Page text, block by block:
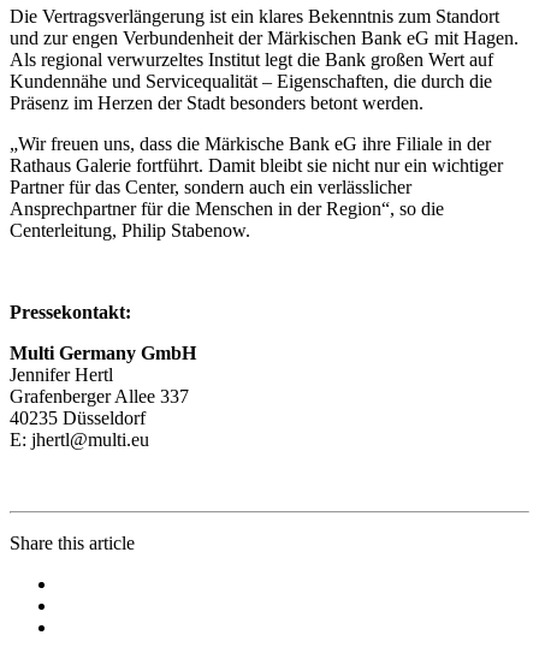
Die Vertragsverlängerung ist ein klares Bekenntnis zum Standort
und zur engen Verbundenheit der Märkischen Bank eG mit Hagen.
Als regional verwurzeltes Institut legt die Bank großen Wert auf
Kundennähe und Servicequalität – Eigenschaften, die durch die
Präsenz im Herzen der Stadt besonders betont werden.
„Wir freuen uns, dass die Märkische Bank eG ihre Filiale in der
Rathaus Galerie fortführt. Damit bleibt sie nicht nur ein wichtiger
Partner für das Center, sondern auch ein verlässlicher
Ansprechpartner für die Menschen in der Region“, so die
Centerleitung, Philip Stabenow.
Pressekontakt:
Multi Germany GmbH
Jennifer Hertl
Grafenberger Allee 337
40235 Düsseldorf
E: jhertl@multi.eu
Share this article